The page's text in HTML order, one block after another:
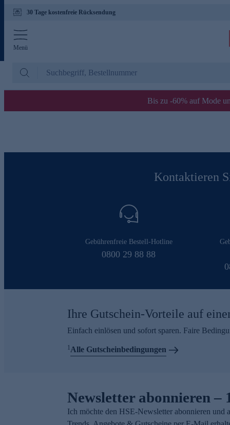
30 Tage kostenfreie Rücksendung
Menü
Bis zu -60% auf Mode
Kontaktieren
Gebührenfreie Bestell-Hotline
0800 29 88 88
Ihre Gutschein-Vorteile auf
Einfach einlösen und sofort sparen. Faire
1Alle Gutscheinbedingungen
Newsletter abonnieren –
Ich möchte den HSE-Newsletter abonnieren und